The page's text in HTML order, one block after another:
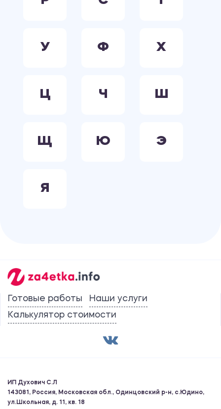
У Ф Х
Ц Ч Ш
Щ Ю Э
Я
Готовые работы
Наши услуги
Калькулятор стоимости
ИП Духович С.Л
143081, Россия, Московская обл., Одинцовский р-н, с.Юдино,
ул.Школьная, д. 11, кв. 18